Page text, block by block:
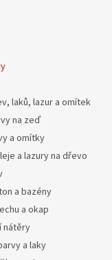
laků, lazur a omítek
na zeď
a omítky
a lazury na dřevo
a bazény
a okap
nátěry
a laky